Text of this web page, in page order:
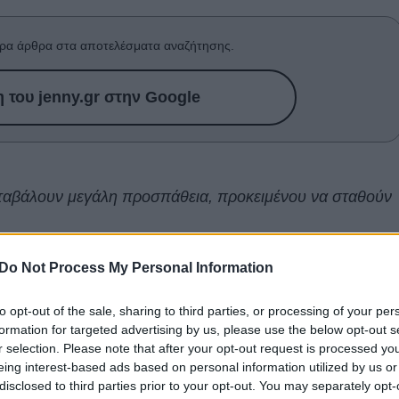
Do Not Process My Personal Information
opt-out of the sale, sharing to third parties, or processing of your
for targeted advertising by us, please use the below opt-out
selection. Please note that after your opt-out request is processed
interest-based ads based on personal information utilized by us
to third parties prior to your opt-out. You may separately
άρθρα στα αποτελέσματα αναζήτησης.
του jenny.gr στην Google
μεγάλη προσπάθεια, προκειμένου να σταθούν
δεν τη βιώνουμε όλοι με τον ίδιο τρόπο. Για κάποια
από έντονο άγχος, φόβο για το άγνωστο και την
ήδη. Κι όμως, αυτές οι περίοδοι είναι συχνά
μας εξέλιξη.
φωτίζει μοτίβα συμπεριφοράς. Τα παρακάτω ζώδια